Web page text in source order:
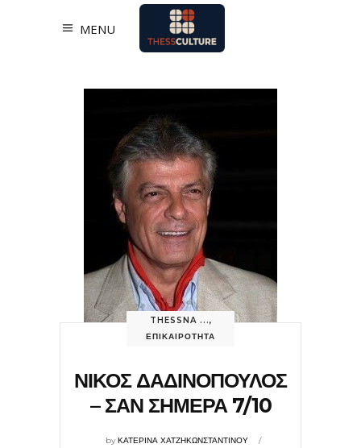
MENU
THESSNA ...,
ΕΠΙΚΑΙΡΟΤΗΤΑ
ΝΙΚΟΣ ΔΑΔΙΝΟΠΟΥΛΟΣ
– ΣΑΝ ΣΗΜΕΡΑ 7/10
byΚΑΤΕΡΙΝΑ ΧΑΤΖΗΚΩΝΣΤΑΝΤΙΝΟΥ